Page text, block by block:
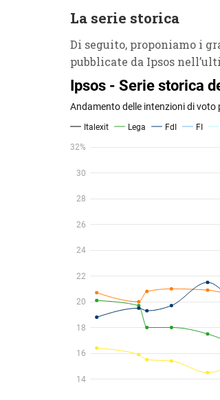
La serie storica
Di seguito, proponiamo i
pubblicate da Ipsos